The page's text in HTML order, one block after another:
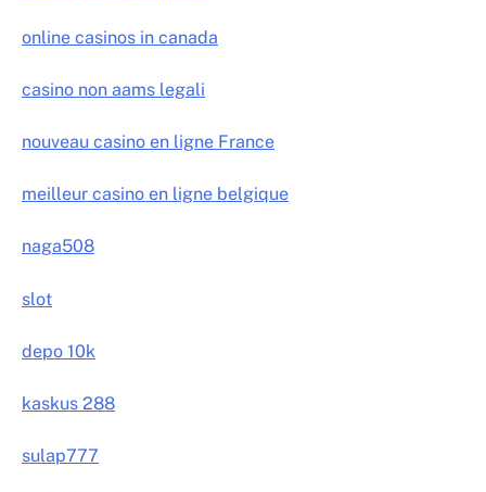
online casinos in canada
casino non aams legali
nouveau casino en ligne France
meilleur casino en ligne belgique
naga508
slot
depo 10k
kaskus 288
sulap777